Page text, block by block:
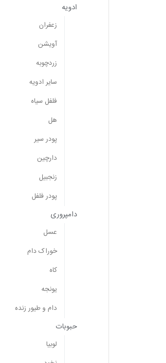
ادویه
زعفران
آویشن
زردچوبه
سایر ادویه
فلفل سیاه
هل
پودر سیر
دارچین
زنجبیل
پودر فلفل
دامپروری
عسل
خوراک دام
کاه
یونجه
دام و طیور زنده
حبوبات
لوبیا